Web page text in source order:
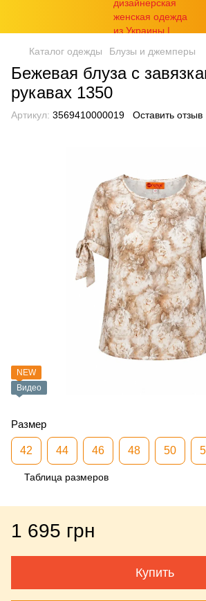
Каталог одежды Блузы и джемперы
Бежевая блуза с
рукавах 1350
Артикул: 3569410000019 Оставить отзыв
NEW
Видео
Размер
42 44 46 48 50
Таблица размеров
1 695 грн
Купить